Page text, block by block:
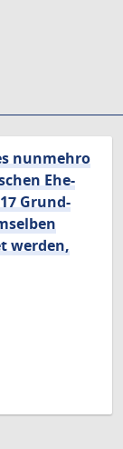
nunmehro
Ehe-
Grund-
werden,